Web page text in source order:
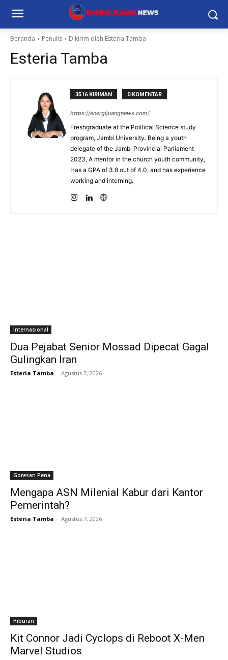
Beranda Penulis Dikirim oleh Esteria Tamba
Esteria Tamba
3516 KIRIMAN 0 KOMENTAR
https://energijuangnews.com/
Freshgraduate at the Political Science study
program, Jambi University. Being a youth
delegate of the Jambi Provincial Parliament
2023, A mentor in the church youth community,
Has a GPA of 3.8 out of 4.0, and has experience
working and interning.
Internasional
Dua Pejabat Senior Mossad Dipecat Gagal
Gulingkan Iran
Esteria Tamba - Agustus 7, 2026
Goresan Pena
Mengapa ASN Milenial Kabur dari Kantor
Pemerintah?
Esteria Tamba - Agustus 7, 2026
Hiburan
Kit Connor Jadi Cyclops di Reboot X-Men
Marvel Studios